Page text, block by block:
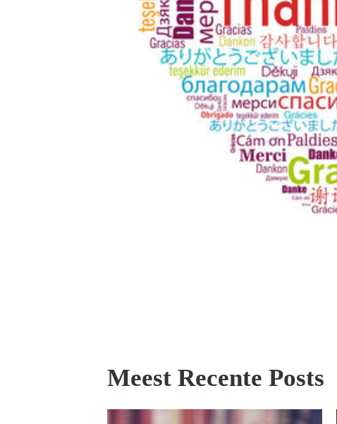
Meest Recente Posts